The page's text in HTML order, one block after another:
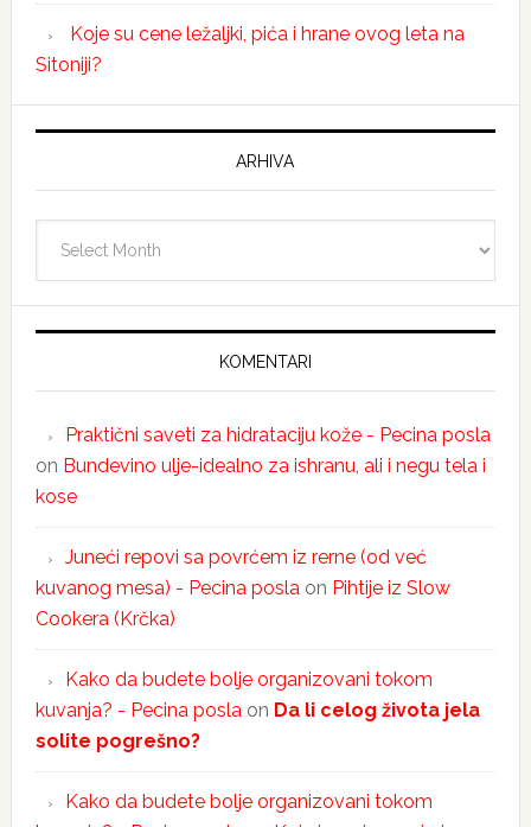
Koje su cene ležaljki, pića i hrane ovog leta na
Sitoniji?
ARHIVA
KOMENTARI
Praktični saveti za hidrataciju kože - Pecina posla
on Bundevino ulje-idealno za ishranu, ali i negu tela i
kose
Juneći repovi sa povrćem iz rerne (od već
kuvanog mesa) - Pecina posla on Pihtije iz Slow
Cookera (Krčka)
Kako da budete bolje organizovani tokom
kuvanja? - Pecina posla on Da li celog života jela
solite pogrešno?
Kako da budete bolje organizovani tokom